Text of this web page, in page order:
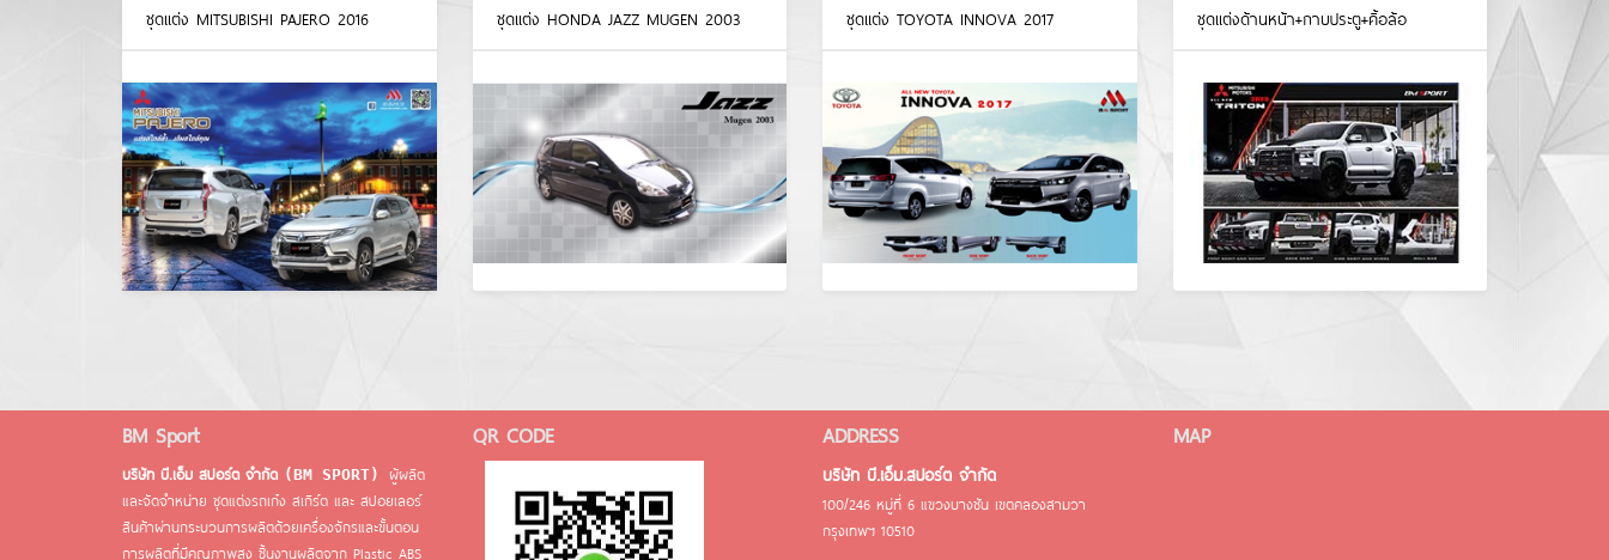
ชุดแต่ง MITSUBISHI PAJERO 2016 ชุดแต่ง HONDA JAZZ MUGEN 2003 ชุดแต่ง TOYOTA INNOVA 2017 ชุดแต่งด้านหน้า+กาบประตู+คิ้อล้อ
BM Sport
บริษัท บี.เอ็ม สปอร์ต จำกัด (BM SPORT)
ผู้ผลิต
และจัดจำหน่าย ชุดแต่งรถเก๋ง สเกิร์ต และ สปอยเลอร์
สินค้าผ่านกระบวนการผลิตด้วยเครื่องจักรและขั้นตอน
การผลิตที่มีคุณภาพสูง ชิ้นงานผลิตจาก Plastic ABS
QR CODE ADDRESS
บริษัท บี.เอ็ม.สปอร์ต จำกัด
100/246 หมู่ที่ 6 แขวงบางชัน เขตคลองสามวา
กรุงเทพฯ 10510
MAP